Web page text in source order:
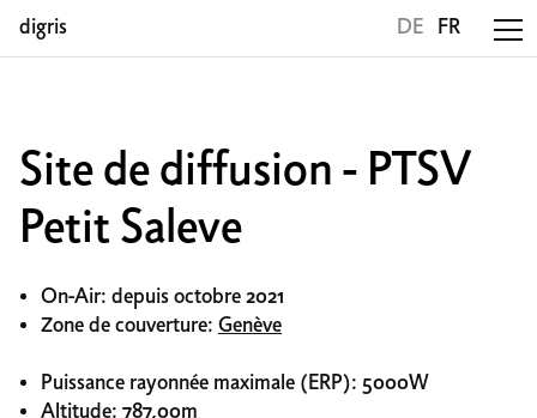
digris DE FR
Site de diffusion - PTSV
Petit Saleve
On-Air: depuis octobre 2021
Zone de couverture: Genève
Puissance rayonnée maximale (ERP): 5000W
Altitude: 787,00m